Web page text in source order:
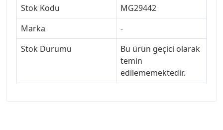
Stok Kodu
MG29442
Marka
-
Stok Durumu
Bu ürün geçici olarak
temin
edilememektedir.